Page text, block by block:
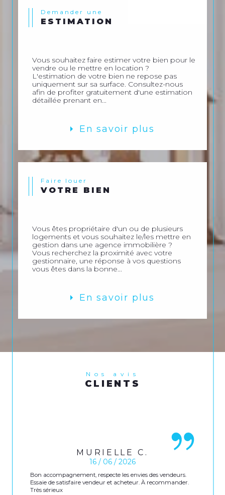
Demander une
ESTIMATION
Vous souhaitez faire estimer votre bien pour le
vendre ou le mettre en location ?
L'estimation de votre bien ne repose pas
uniquement sur sa surface. Consultez-nous
afin de profiter gratuitement d'une estimation
détaillée prenant en...
En savoir plus
Faire louer
VOTRE BIEN
Vous êtes propriétaire d'un ou de plusieurs
logements et vous souhaitez le/les mettre en
gestion dans une agence immobilière ?
Vous recherchez la proximité avec votre
gestionnaire, une réponse à vos questions
vous êtes dans la bonne...
En savoir plus
Nos avis
CLIENTS
MURIELLE C.
16 / 06 / 2026
Bon accompagnement, respecte les envies des vendeurs.
Essaie de satisfaire vendeur et acheteur. À recommander.
Très sérieux